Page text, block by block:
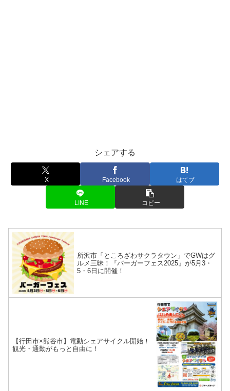
シェアする
X Facebook はてブ
LINE コピー
所沢市「ところざわサクラタウン」でGWはグ
ルメ三昧！『バーガーフェス2025』が5月3・
5・6日に開催！
【行田市×熊谷市】電動シェアサイクル開始！
観光・通勤がもっと自由に！